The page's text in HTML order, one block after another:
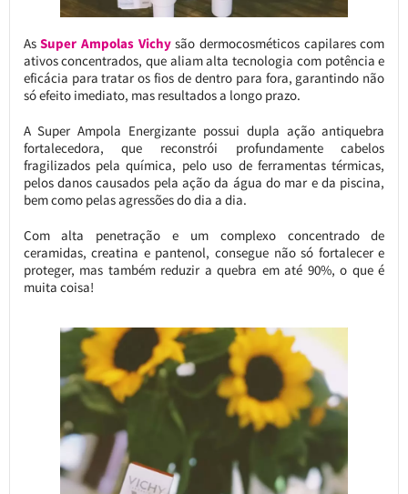
AsSuper Ampolas Vichysão dermocosméticos capilares com
ativos concentrados, que aliam alta tecnologia com potência e
eficácia para tratar os fios de dentro para fora, garantindo não
só efeito imediato, mas resultados a longo prazo.
A Super Ampola Energizante possui dupla ação antiquebra
fortalecedora, que reconstrói profundamente cabelos
fragilizados pela química, pelo uso de ferramentas térmicas,
pelos danos causados pela ação da água do mar e da piscina,
bem como pelas agressões do dia a dia.
Com alta penetração e um complexo concentrado de
ceramidas, creatina e pantenol, consegue não só fortalecer e
proteger, mas também reduzir a quebra em até 90%, o que é
muita coisa!